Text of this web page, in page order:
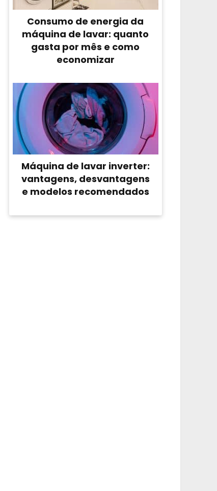
Consumo de energia da
máquina de lavar: quanto
gasta por mês e como
economizar
Máquina de lavar inverter:
vantagens, desvantagens
e modelos recomendados